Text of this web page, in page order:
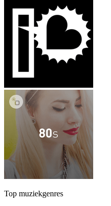
Top muziekgenres